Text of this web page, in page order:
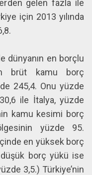
gelen fazla ile
için 2013 yılında
dünyanın en borçlu
brüt kamu borç
245,4. Onu yüzde
ile İtalya, yüzde
kamu kesimi borç
yüzde 95.
en yüksek borç
düşük borç yükü ise
3,5.) Türkiye’nin